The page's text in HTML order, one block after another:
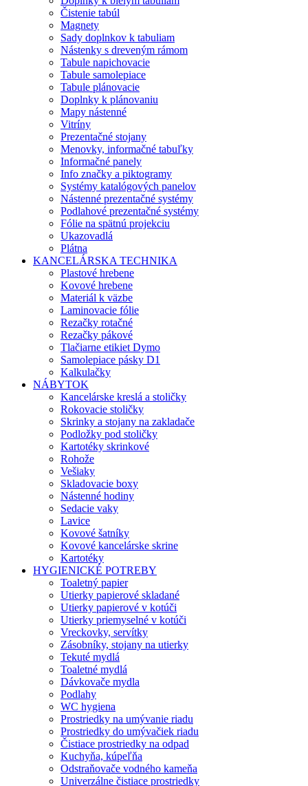
Čistenie tabúl
Magnety
Sady doplnkov k tabuliam
Nástenky s dreveným rámom
Tabule napichovacie
Tabule samolepiace
Tabule plánovacie
Doplnky k plánovaniu
Mapy nástenné
Vitríny
Prezentačné stojany
Menovky, informačné tabuľky
Informačné panely
Info značky a piktogramy
Systémy katalógových panelov
Nástenné prezentačné systémy
Podlahové prezentačné systémy
Fólie na spätnú projekciu
Ukazovadlá
Plátna
KANCELÁRSKA TECHNIKA
Plastové hrebene
Kovové hrebene
Materiál k väzbe
Laminovacie fólie
Rezačky rotačné
Rezačky pákové
Tlačiarne etikiet Dymo
Samolepiace pásky D1
Kalkulačky
NÁBYTOK
Kancelárske kreslá a stoličky
Rokovacie stoličky
Skrinky a stojany na zakladače
Podložky pod stoličky
Kartotéky skrinkové
Rohože
Vešiaky
Skladovacie boxy
Nástenné hodiny
Sedacie vaky
Lavice
Kovové šatníky
Kovové kancelárske skrine
Kartotéky
HYGIENICKÉ POTREBY
Toaletný papier
Utierky papierové skladané
Utierky papierové v kotúči
Utierky priemyselné v kotúči
Vreckovky, servítky
Zásobníky, stojany na utierky
Tekuté mydlá
Toaletné mydlá
Dávkovače mydla
Podlahy
WC hygiena
Prostriedky na umývanie riadu
Prostriedky do umývačiek riadu
Čistiace prostriedky na odpad
Kuchyňa, kúpeľňa
Odstraňovače vodného kameňa
Univerzálne čistiace prostriedky